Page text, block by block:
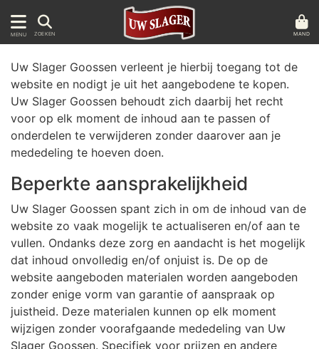
MENU ZOEKEN MAND
Uw Slager Goossen verleent je hierbij toegang tot de
website en nodigt je uit het aangebodene te kopen.
Uw Slager Goossen behoudt zich daarbij het recht
voor op elk moment de inhoud aan te passen of
onderdelen te verwijderen zonder daarover aan je
mededeling te hoeven doen.
Beperkte aansprakelijkheid
Uw Slager Goossen spant zich in om de inhoud van de
website zo vaak mogelijk te actualiseren en/of aan te
vullen. Ondanks deze zorg en aandacht is het mogelijk
dat inhoud onvolledig en/of onjuist is. De op de
website aangeboden materialen worden aangeboden
zonder enige vorm van garantie of aanspraak op
juistheid. Deze materialen kunnen op elk moment
wijzigen zonder voorafgaande mededeling van Uw
Slager Goossen. Specifiek voor prijzen en andere